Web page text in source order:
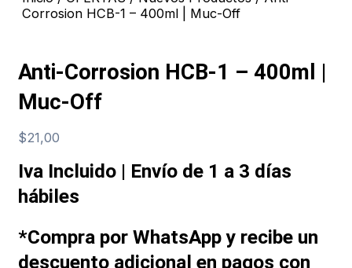
Corrosion HCB-1 – 400ml | Muc-Off
Anti-Corrosion HCB-1 – 400ml |
Muc-Off
$21,00
Iva Incluido | Envío de 1 a 3 días
hábiles
*Compra por WhatsApp y recibe un
descuento adicional en pagos con